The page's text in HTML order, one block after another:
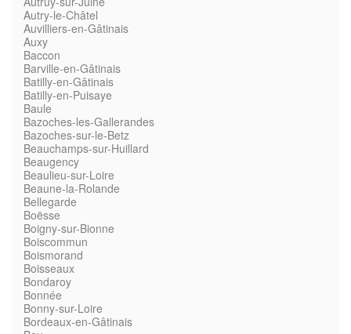
Autry-le-Châtel
Auvilliers-en-Gâtinais
Auxy
Baccon
Barville-en-Gâtinais
Batilly-en-Gâtinais
Batilly-en-Puisaye
Baule
Bazoches-les-Gallerandes
Bazoches-sur-le-Betz
Beauchamps-sur-Huillard
Beaugency
Beaulieu-sur-Loire
Beaune-la-Rolande
Bellegarde
Boësse
Boigny-sur-Bionne
Boiscommun
Boismorand
Boisseaux
Bondaroy
Bonnée
Bonny-sur-Loire
Bordeaux-en-Gâtinais